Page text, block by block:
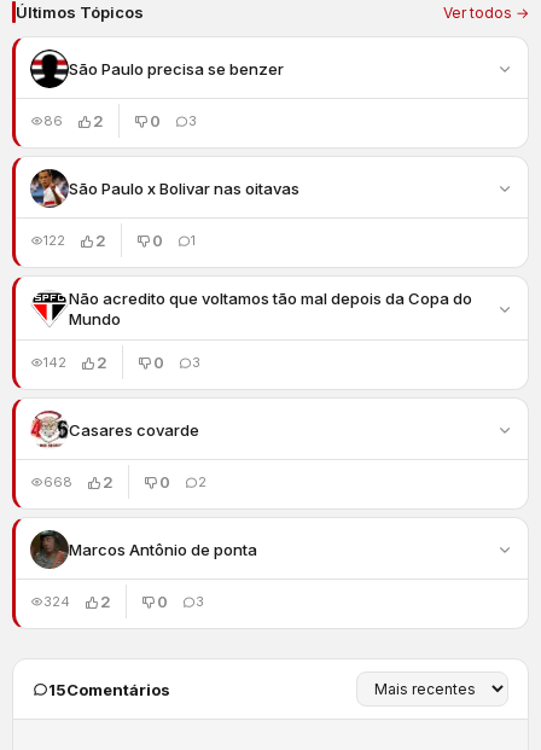
Últimos Tópicos Ver todos →
São Paulo precisa se benzer
86 2 0 3
São Paulo x Bolivar nas oitavas
122 2 0 1
Não acredito que voltamos tão mal depois da Copa do
Mundo
142 2 0 3
Casares covarde
668 2 0 2
Marcos Antônio de ponta
324 2 0 3
15Comentários